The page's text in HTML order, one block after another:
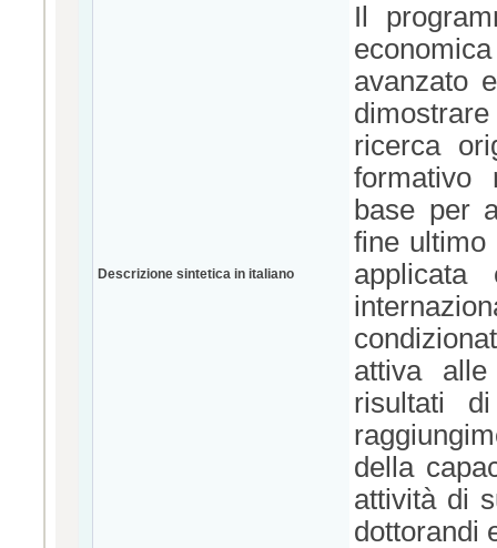
Descrizione sintetica in italiano
Il
avanzato
ricerca
formativo
base per
fine ultimo
attiva
risultati
della
attività di
dottorandi